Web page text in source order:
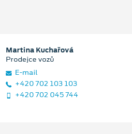
Martina Kuchařová
Prodejce vozů
E‑mail
+420 702 103 103
+420 702 045 744